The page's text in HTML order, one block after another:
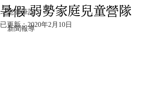
老師筆記
新聞報導
暑假 弱勢家庭兒童營隊
已更新：2020年2月10日